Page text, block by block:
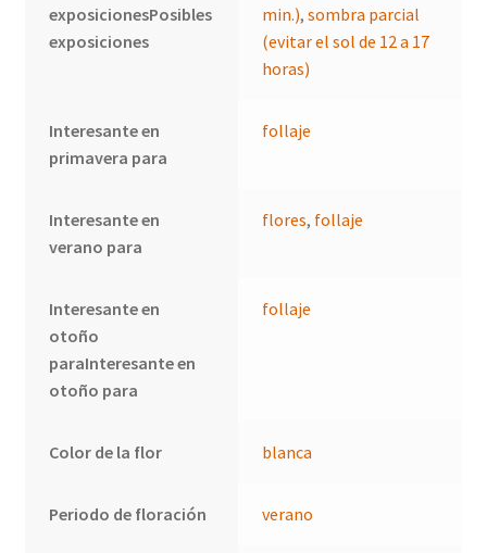
exposicionesPosibles
exposiciones
min.),sombra parcial
(evitar el sol de 12 a 17
horas)
Interesante en
primavera para
follaje
Interesante en
verano para
flores, follaje
Interesante en
otoño
paraInteresante en
otoño para
follaje
Color de la flor blanca
Periodo de floración verano